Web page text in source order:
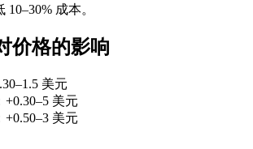
成本。
价格的影响
美元
+0.30–5 美元
+0.50–3 美元